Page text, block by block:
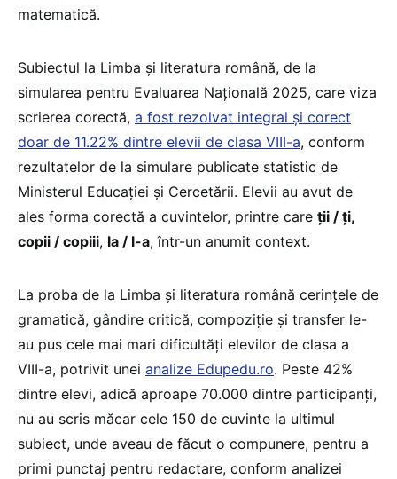
matematică.
Subiectul la Limba și literatura română, de la
simularea pentru Evaluarea Națională 2025, care viza
scrierea corectă, a fost rezolvat integral și corect
doar de 11.22% dintre elevii de clasa VIII-a, conform
rezultatelor de la simulare publicate statistic de
Ministerul Educației și Cercetării. Elevii au avut de
ales forma corectă a cuvintelor, printre care ții / ți,
copii / copiii, la / l-a, într-un anumit context.
La proba de la Limba și literatura română cerințele de
gramatică, gândire critică, compoziție și transfer le-
au pus cele mai mari dificultăți elevilor de clasa a
VIII-a, potrivit unei analize Edupedu.ro. Peste 42%
dintre elevi, adică aproape 70.000 dintre participanți,
nu au scris măcar cele 150 de cuvinte la ultimul
subiect, unde aveau de făcut o compunere, pentru a
primi punctaj pentru redactare, conform analizei